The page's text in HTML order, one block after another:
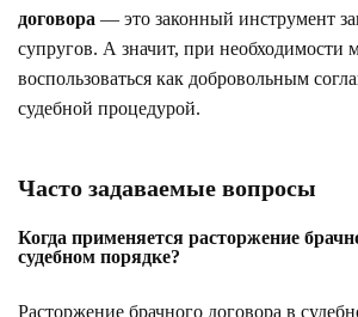
договора — это законный инструмент
супругов. А значит, при необходимости
воспользоваться как добровольным
судебной процедурой.
Часто задаваемые вопросы
Когда применяется расторжение
судебном порядке?
Расторжение брачного договора в